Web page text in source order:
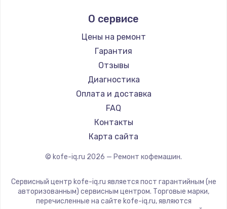
Ремонт кофемашин RED solution
Ремонт кофемашин Bravilor Bonamat
Ремонт кофемашин Vard
Ремонт кофемашин Tuvio
Ремонт кофемашин Carrera
Ремонт кофемашин Supra
Jura
Olympia
Saeco
La Cimbali
WMF
Yamaguchi
Nivona
Astoria
JVC
ROCKET MOZZAFIATO
Vivitek
Thomson
О сервисе
Цены на ремонт
Гарантия
Отзывы
Диагностика
Оплата и доставка
FAQ
Контакты
Карта сайта
© kofe-iq.ru 2026 — Ремонт кофемашин.
Сервисный центр kofe-iq.ru является пост гарантийным (не
авторизованным) сервисным центром. Торговые марки,
перечисленные на сайте kofe-iq.ru, являются